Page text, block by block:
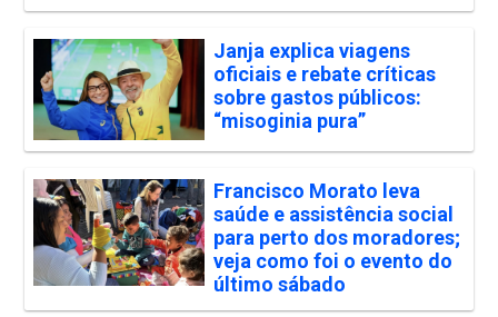
Janja explica viagens
oficiais e rebate críticas
sobre gastos públicos:
“misoginia pura”
Francisco Morato leva
saúde e assistência social
para perto dos moradores;
veja como foi o evento do
último sábado